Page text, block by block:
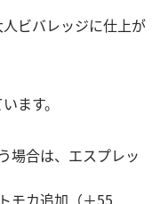
ビバレッジに仕上が
ます。
場合は、エスプレッ
モカ追加（＋55